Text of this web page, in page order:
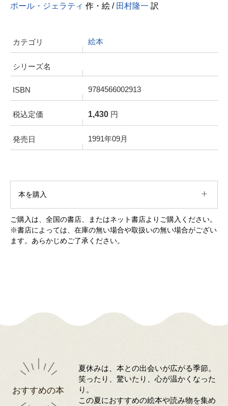
ポール・ジェラティ 作・絵 / 田村隆一 訳
カテゴリ 絵本
シリーズ名
ISBN 9784566002913
税込定価 1,430円
発売日 1991年09月
本を購入
ご購入は、全国の書店、またはネット書店よりご購入ください。
※書店によっては、在庫の無い場合や取扱いの無い場合がござい
ます。あらかじめご了承ください。
おすすめの本
夏休みは、本との出会いが広がる季節。
笑ったり、驚いたり、心が温かくなった
り。
この夏におすすめの絵本や読み物を集め